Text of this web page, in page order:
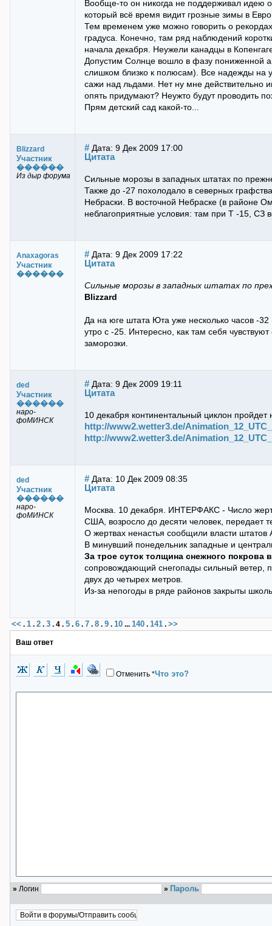
Вообще-то он никогда не поддерживал идею
который всё время видит грозные зимы в
Тем временем уже можно говорить о
градуса. Конечно, там ряд наблюдений
начала декабря. Неужели канадцы в
Допустим Солнце вошло в фазу пониженной
слишком близко к полюсам). Все надежды на
сажи над льдами. Нет ну мне действительно
опять придумают? Неужто будут проводить
Прям детский сад какой-то...
Blizzard
Участник
������
Из дыр форума
# Дата: 9 Дек 2009 17:00
Цитата
Сильные морозы в западных штатах по
Также до -27 похолодало в северных
Небраски. В восточной Небраске (в районе
неблагоприятные условия: там при Т -15, СЗ
Anaxagoras
Участник
������
# Дата: 9 Дек 2009 17:22
Цитата
Сильные морозы в западных штатах по
Blizzard
Да на юге штата Юта уже несколько часов -
утро с -25. Интересно, как там себя
заморозки.
ded
Участник
������
наро-
фоМИНСК
# Дата: 9 Дек 2009 19:11
Цитата
10 декабря континентальный циклон пройдет
http://www2.wetter3.de/
http://www2.wetter3.de/
ded
Участник
������
наро-
фоМИНСК
# Дата: 10 Дек 2009 08:35
Цитата
Москва. 10 декабря. ИНТЕРФАКС - Число
США, возросло до десяти человек, передает
О жертвах ненастья сообщили власти
В минувший понедельник западные и
За трое суток толщина снежного
сопровождающий снегопады сильный ветер,
двух до четырех метров.
Из-за непогоды в ряде районов закрыты
<< . 1 . 2 . 3 . 4 . 5 . 6 . 7 . 8 . 9 . 10 ... 140 . 141 . >>
Ваш ответ
Отменить *Что это?
» Логин » Пароль